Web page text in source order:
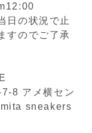
日の状況で止
すのでご了承
8 アメ横セン
sneakers